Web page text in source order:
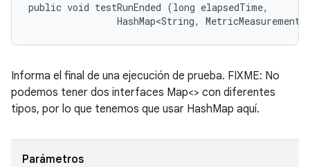
public void testRunEnded (long elapsedTime,
HashMap<String,
Informa el final de una ejecución de prueba. FIXME: No
podemos tener dos interfaces Map<> con diferentes
tipos, por lo que tenemos que usar HashMap aquí.
Parámetros